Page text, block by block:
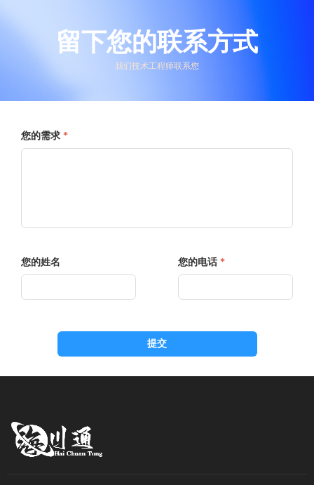
留下您的联系方式
我们技术工程师联系您
您的需求 *
您的姓名 您的电话 *
提交